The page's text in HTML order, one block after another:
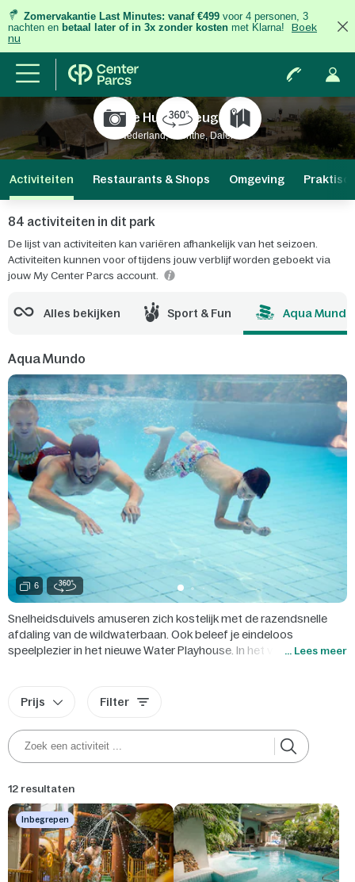
Zomervakantie Last Minutes: vanaf €499 voor 4 personen, 3
nachten en betaal later of in 3x zonder kosten met Klarna!
Boek
nu
De Huttenheugte
Nederland, Drenthe, Dalen
Activiteiten Restaurants & Shops Omgeving
84 activiteiten in dit park
De lijst van activiteiten kan variëren afhankelijk van het seizoen.
Activiteiten kunnen voor of tijdens jouw verblijf worden geboekt via
jouw My Center Parcs account.
Alles bekijken Sport & Fun Aqua Mundo
Aqua Mundo
6
Snelheidsduivels amuseren zich kostelijk met de razendsnelle
afdaling van de wildwaterbaan. Ook beleef je eindeloos
speelplezier in het nieuwe Water Playhouse. In het veilige Kinder-
baby.
... Lees meer
Prijs Filter
12 resultaten
Inbegrepen